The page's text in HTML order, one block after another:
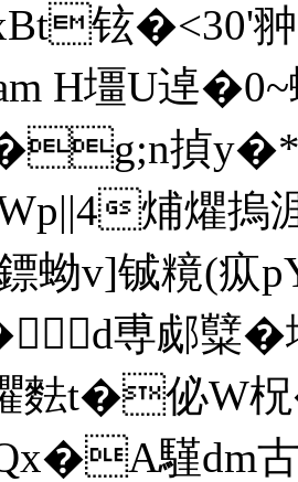
xBt铉�<30'
H壃U逴
揁y�*站
烳爠摀
鏢蚴v]铖糡
尃郕糱
麮t�佖W
騹dm